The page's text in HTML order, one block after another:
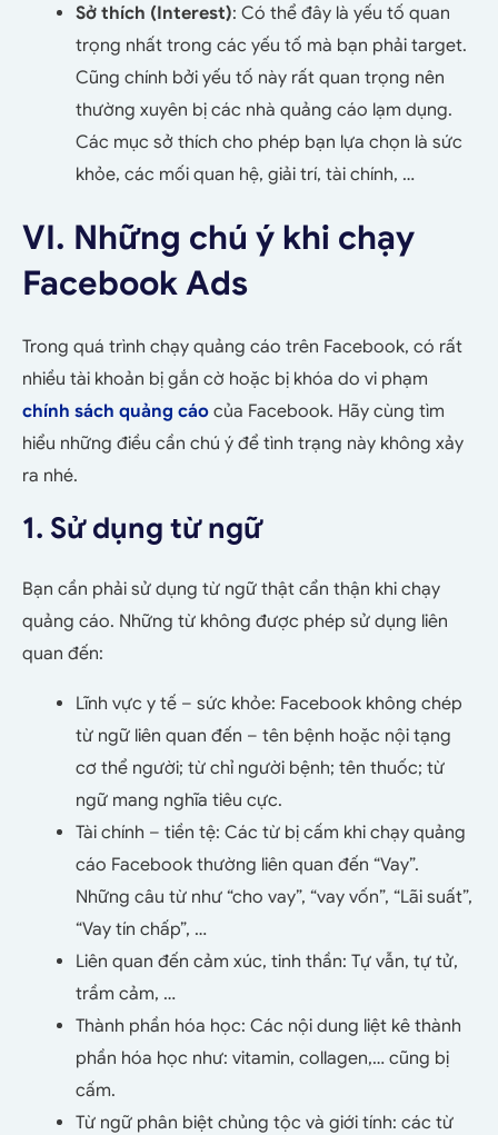
Sở thích (Interest): Có thể đây là yếu tố quan
trọng nhất trong các yếu tố mà bạn phải target.
Cũng chính bởi yếu tố này rất quan trọng nên
thường xuyên bị các nhà quảng cáo lạm dụng.
Các mục sở thích cho phép bạn lựa chọn là sức
khỏe, các mối quan hệ, giải trí, tài chính, …
VI. Những chú ý khi chạy
Facebook Ads
Trong quá trình chạy quảng cáo trên Facebook, có rất
nhiều tài khoản bị gắn cờ hoặc bị khóa do vi phạm
chính sách quảng cáo của Facebook. Hãy cùng tìm
hiểu những điều cần chú ý để tình trạng này không xảy
ra nhé.
1. Sử dụng từ ngữ
Bạn cần phải sử dụng từ ngữ thật cẩn thận khi chạy
quảng cáo. Những từ không được phép sử dụng liên
quan đến:
Lĩnh vực y tế – sức khỏe: Facebook không chép
từ ngữ liên quan đến – tên bệnh hoặc nội tạng
cơ thể người; từ chỉ người bệnh; tên thuốc; từ
ngữ mang nghĩa tiêu cực.
Tài chính – tiền tệ: Các từ bị cấm khi chạy quảng
cáo Facebook thường liên quan đến “Vay”.
Những câu từ như “cho vay”, “vay vốn”, “Lãi suất”,
“Vay tín chấp”, …
Liên quan đến cảm xúc, tinh thần: Tự vẫn, tự tử,
trầm cảm, …
Thành phần hóa học: Các nội dung liệt kê thành
phần hóa học như: vitamin, collagen,… cũng bị
cấm.
Từ ngữ phân biệt chủng tộc và giới tính: các từ